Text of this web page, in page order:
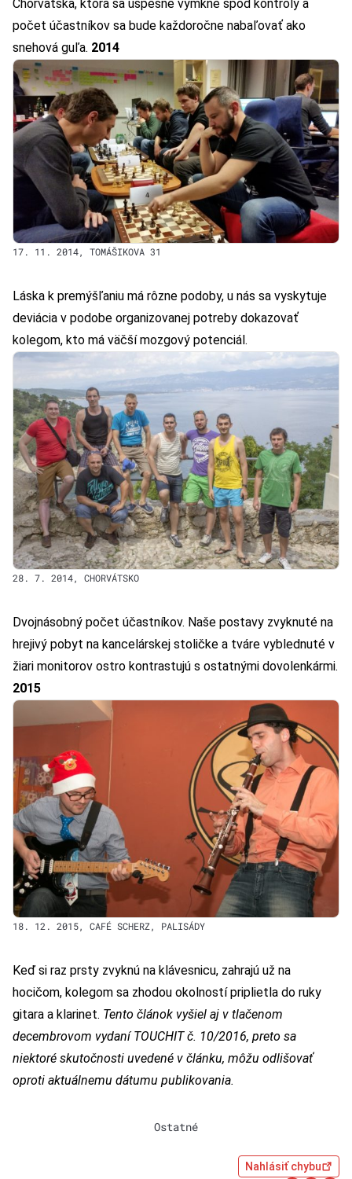
Chorvátska, ktorá sa úspešne vymkne spod kontroly a
počet účastníkov sa bude každoročne nabaľovať ako
snehová guľa. 2014
17. 11. 2014, TOMÁŠIKOVA 31
Láska k premýšľaniu má rôzne podoby, u nás sa vyskytuje
deviácia v podobe organizovanej potreby dokazovať
kolegom, kto má väčší mozgový potenciál.
28. 7. 2014, CHORVÁTSKO
Dvojnásobný počet účastníkov. Naše postavy zvyknuté na
hrejivý pobyt na kancelárskej stoličke a tváre vyblednuté v
žiari monitorov ostro kontrastujú s ostatnými dovolenkármi.
2015
18. 12. 2015, CAFÉ SCHERZ, PALISÁDY
Keď si raz prsty zvyknú na klávesnicu, zahrajú už na
hocičom, kolegom sa zhodou okolností priplietla do ruky
gitara a klarinet. Tento článok vyšiel aj v tlačenom
decembrovom vydaní TOUCHIT č. 10/2016, preto sa
niektoré skutočnosti uvedené v článku, môžu odlišovať
oproti aktuálnemu dátumu publikovania.
Ostatné
Nahlásiť chybu